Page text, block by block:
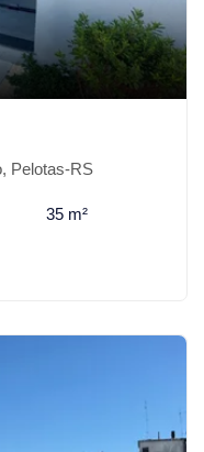
Pelotas-RS
35 m²